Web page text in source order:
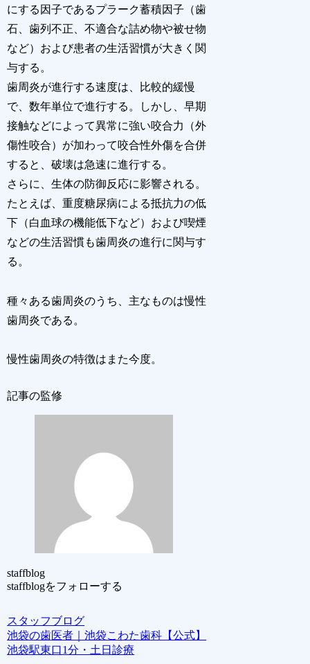
にする因子であるプラーク蓄積因子（歯
石、歯列不正、不適合な詰め物や被せ物
など）および患者の生活習慣が大きく関
与する。
歯周炎が進行する速度は、比較的緩慢
で、数年単位で進行する。しかし、早期
接触などによって異常に強い咬合力（外
傷性咬合）が加わって咬合性外傷を合併
すると、破壊は急速に進行する。
さらに、生体の防御反応に影響される。
たとえば、重度糖尿病による抵抗力の低
下（白血球の機能低下など）および喫煙
などの生活習慣も歯周炎の進行に関与す
る。
種々ある歯周炎のうち、主なものは慢性
歯周炎である。
慢性歯周炎の特徴はまた今度。
記事の監修
staffblog
staffblogをフォローする
スタッフブログ
池袋の歯医者｜池袋こわた歯科【公式】
池袋駅東口1分・土日診療